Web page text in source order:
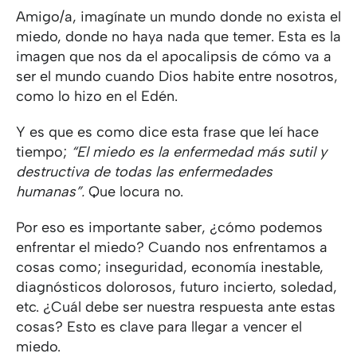
Amigo/a, imagínate un mundo donde no exista el
miedo, donde no haya nada que temer. Esta es la
imagen que nos da el apocalipsis de cómo va a
ser el mundo cuando Dios habite entre nosotros,
como lo hizo en el Edén.
Y es que es como dice esta frase que leí hace
tiempo; “El miedo es la enfermedad más sutil y
destructiva de todas las enfermedades
humanas”. Que locura no.
Por eso es importante saber, ¿cómo podemos
enfrentar el miedo? Cuando nos enfrentamos a
cosas como; inseguridad, economía inestable,
diagnósticos dolorosos, futuro incierto, soledad,
etc. ¿Cuál debe ser nuestra respuesta ante estas
cosas? Esto es clave para llegar a vencer el
miedo.